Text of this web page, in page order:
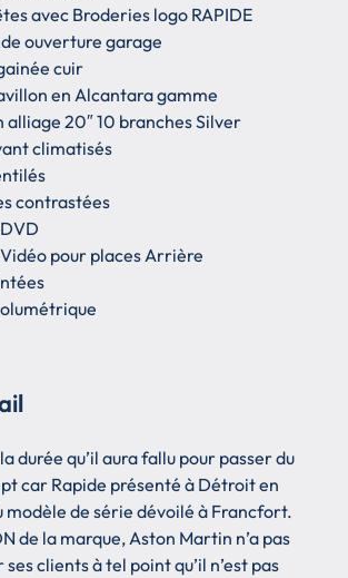
avec Broderies logo RAPIDE
ouverture garage
cuir
en Alcantara gamme
alliage 20″ 10 branches Silver
climatisés
contrastées
pour places Arrière
durée qu’il aura fallu pour passer du
car Rapide présenté à Détroit en
modèle de série dévoilé à Francfort.
de la marque, Aston Martin n’a pas
clients à tel point qu’il n’est pas